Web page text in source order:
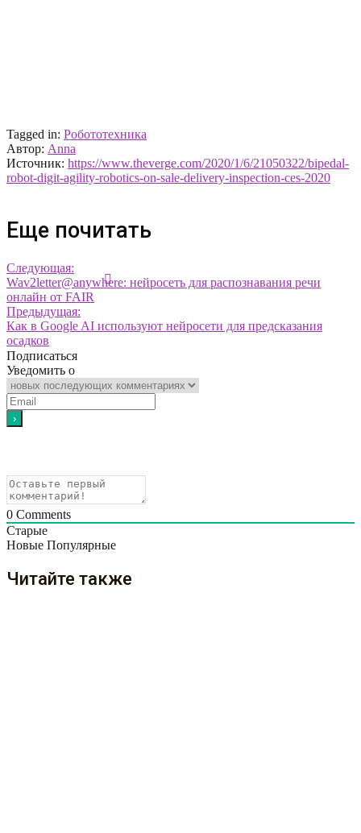
Tagged in: Робототехника
Автор: Anna
Источник: https://www.theverge.com/2020/1/6/21050322/bipedal-
robot-digit-agility-robotics-on-sale-delivery-inspection-ces-2020
Еще почитать
Следующая:
Wav2letter@anywhere: нейросеть для распознавания речи
онлайн от FAIR
Предыдущая:
Как в Google AI используют нейросети для предсказания
осадков
Подписаться
Уведомить о
0 Comments
Старые
Новые Популярные
Читайте также